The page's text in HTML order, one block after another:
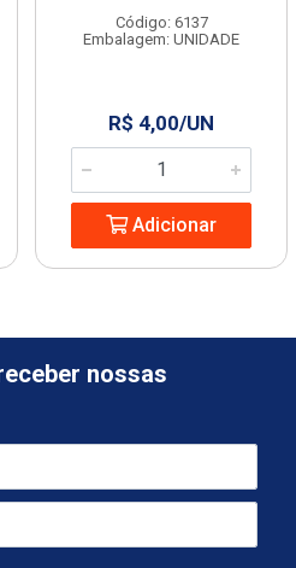
Código: 6137
Embalagem: UNIDADE
R$ 4,00/UN
Adicionar
nossas